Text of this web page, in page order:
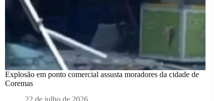
Explosão em ponto comercial assusta moradores da cidade de
Coremas